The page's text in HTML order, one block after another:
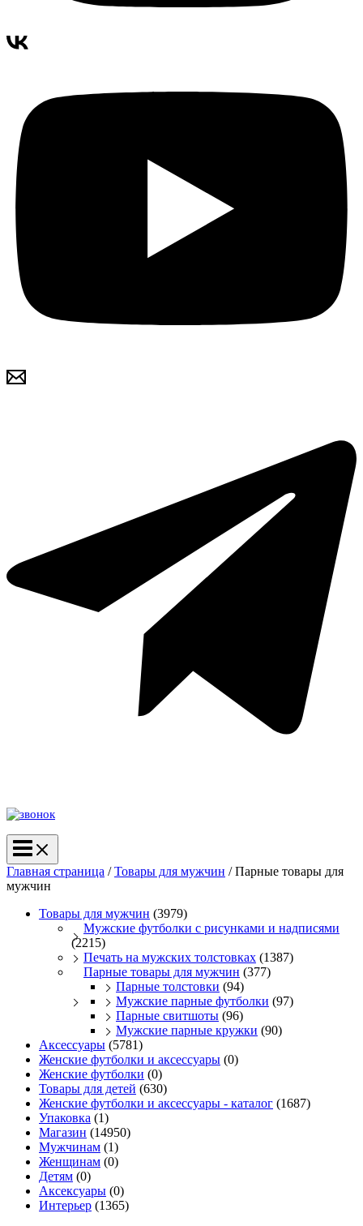
Главная страница /Товары для мужчин /Парные товары для
мужчин
Товары для мужчин (3979)
Мужские футболки с рисунками и надписями
(2215)
Печать на мужских толстовках (1387)
Парные товары для мужчин (377)
Парные толстовки (94)
Мужские парные футболки (97)
Парные свитшоты (96)
Мужские парные кружки (90)
Аксессуары (5781)
Женские футболки и аксессуары (0)
Женские футболки (0)
Товары для детей (630)
Женские футболки и аксессуары - каталог (1687)
Упаковка (1)
Магазин (14950)
Мужчинам (1)
Женщинам (0)
Детям (0)
Аксексуары (0)
Интерьер (1365)